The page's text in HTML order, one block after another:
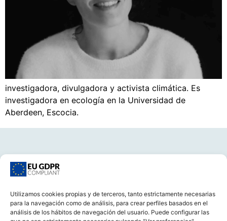
Utilizamos cookies propias y de terceros, tanto estrictamente necesarias
para la navegación como de análisis, para crear perfiles basados en el
análisis de los hábitos de navegación del usuario. Puede configurar las
investigadora, divulgadora y activista climática. Es
investigadora en ecología en la Universidad de
Aberdeen, Escocia.
CONTACTA